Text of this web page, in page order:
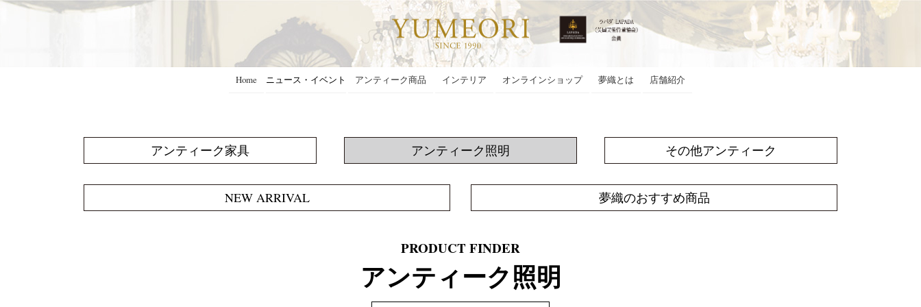
Home ニュース・イベント アンティーク商品 インテリア オンラインショップ 夢織とは 店舗紹介
アンティーク家具 アンティーク照明 その他アンティーク
NEW ARRIVAL 夢織のおすすめ商品
PRODUCT FINDER
アンティーク照明